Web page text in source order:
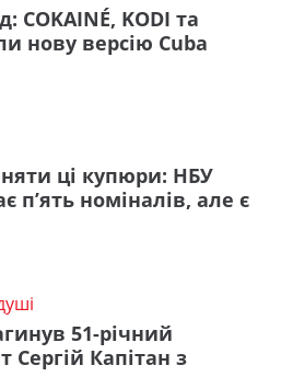
COKAINÉ, KODI та
нову версію Cuba
ці купюри: НБУ
п’ять номіналів, але є
51-річний
Сергій Капітан з